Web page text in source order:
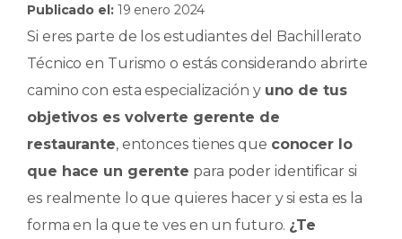
c
e
b
o
o
k
a
ts
A
p
p
k
e
dI
n
m
p
ar
ti
r
Publicado el: 19 enero 2024
Si eres parte de los estudiantes del Bachillerato
Técnico en Turismo o estás considerando abrirte
camino con esta especialización y uno de tus
objetivos es volverte gerente de
restaurante, entonces tienes que conocer lo
que hace un gerente para poder identificar si
es realmente lo que quieres hacer y si esta es la
forma en la que te ves en un futuro. ¿Te